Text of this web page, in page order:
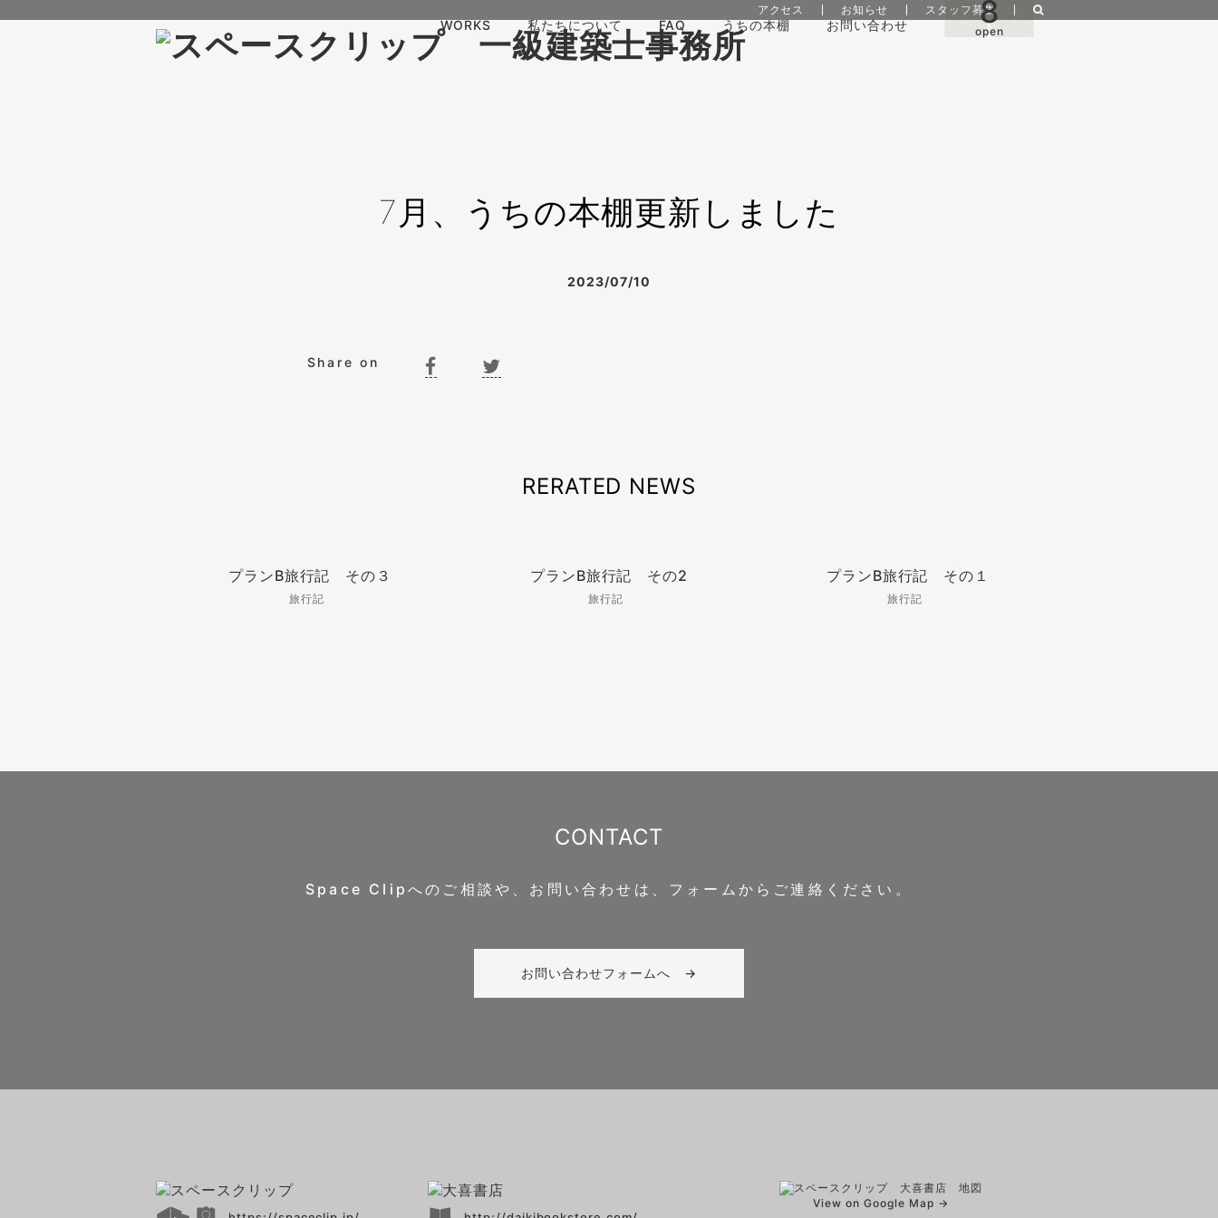
アクセス お知らせ スタッフ募集
8
open
WORKS 私たちについて FAQ うちの本棚 お問い合わせ
7月、うちの本棚更新しました
2023/07/10
Share on
RERATED NEWS
プランB旅行記 その３
旅行記
プランB旅行記 その2
旅行記
プランB旅行記 その１
旅行記
CONTACT
Space Clipへのご相談や、お問い合わせは、フォームからご連絡ください。
お問い合わせフォームへ →
View on Google Map →